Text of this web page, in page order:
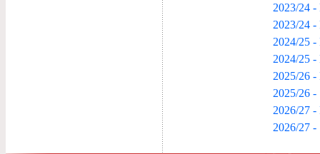
2023/24 -
2023/24 -
2024/25 -
2024/25 -
2025/26 -
2025/26 -
2026/27 -
2026/27 -